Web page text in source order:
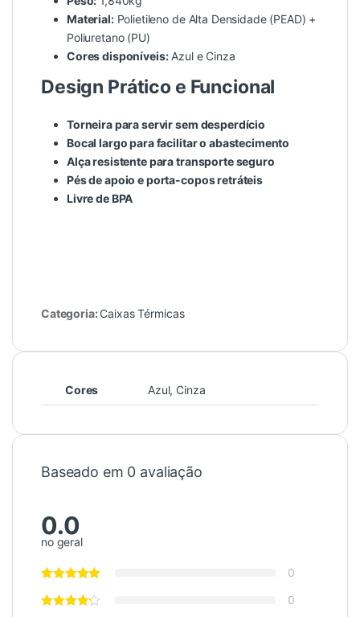
Material:Polietileno de Alta Densidade (PEAD) +
Poliuretano (PU)
Cores disponíveis:Azul e Cinza
Design Prático e Funcional
Torneira para servir sem desperdício
Bocal largo para facilitar o abastecimento
Alça resistente para transporte seguro
Pés de apoio e porta-copos retráteis
Livre de BPA
Categoria: Caixas Térmicas
Cores Azul, Cinza
Baseado em 0 avaliação
0.0
no geral
0
0